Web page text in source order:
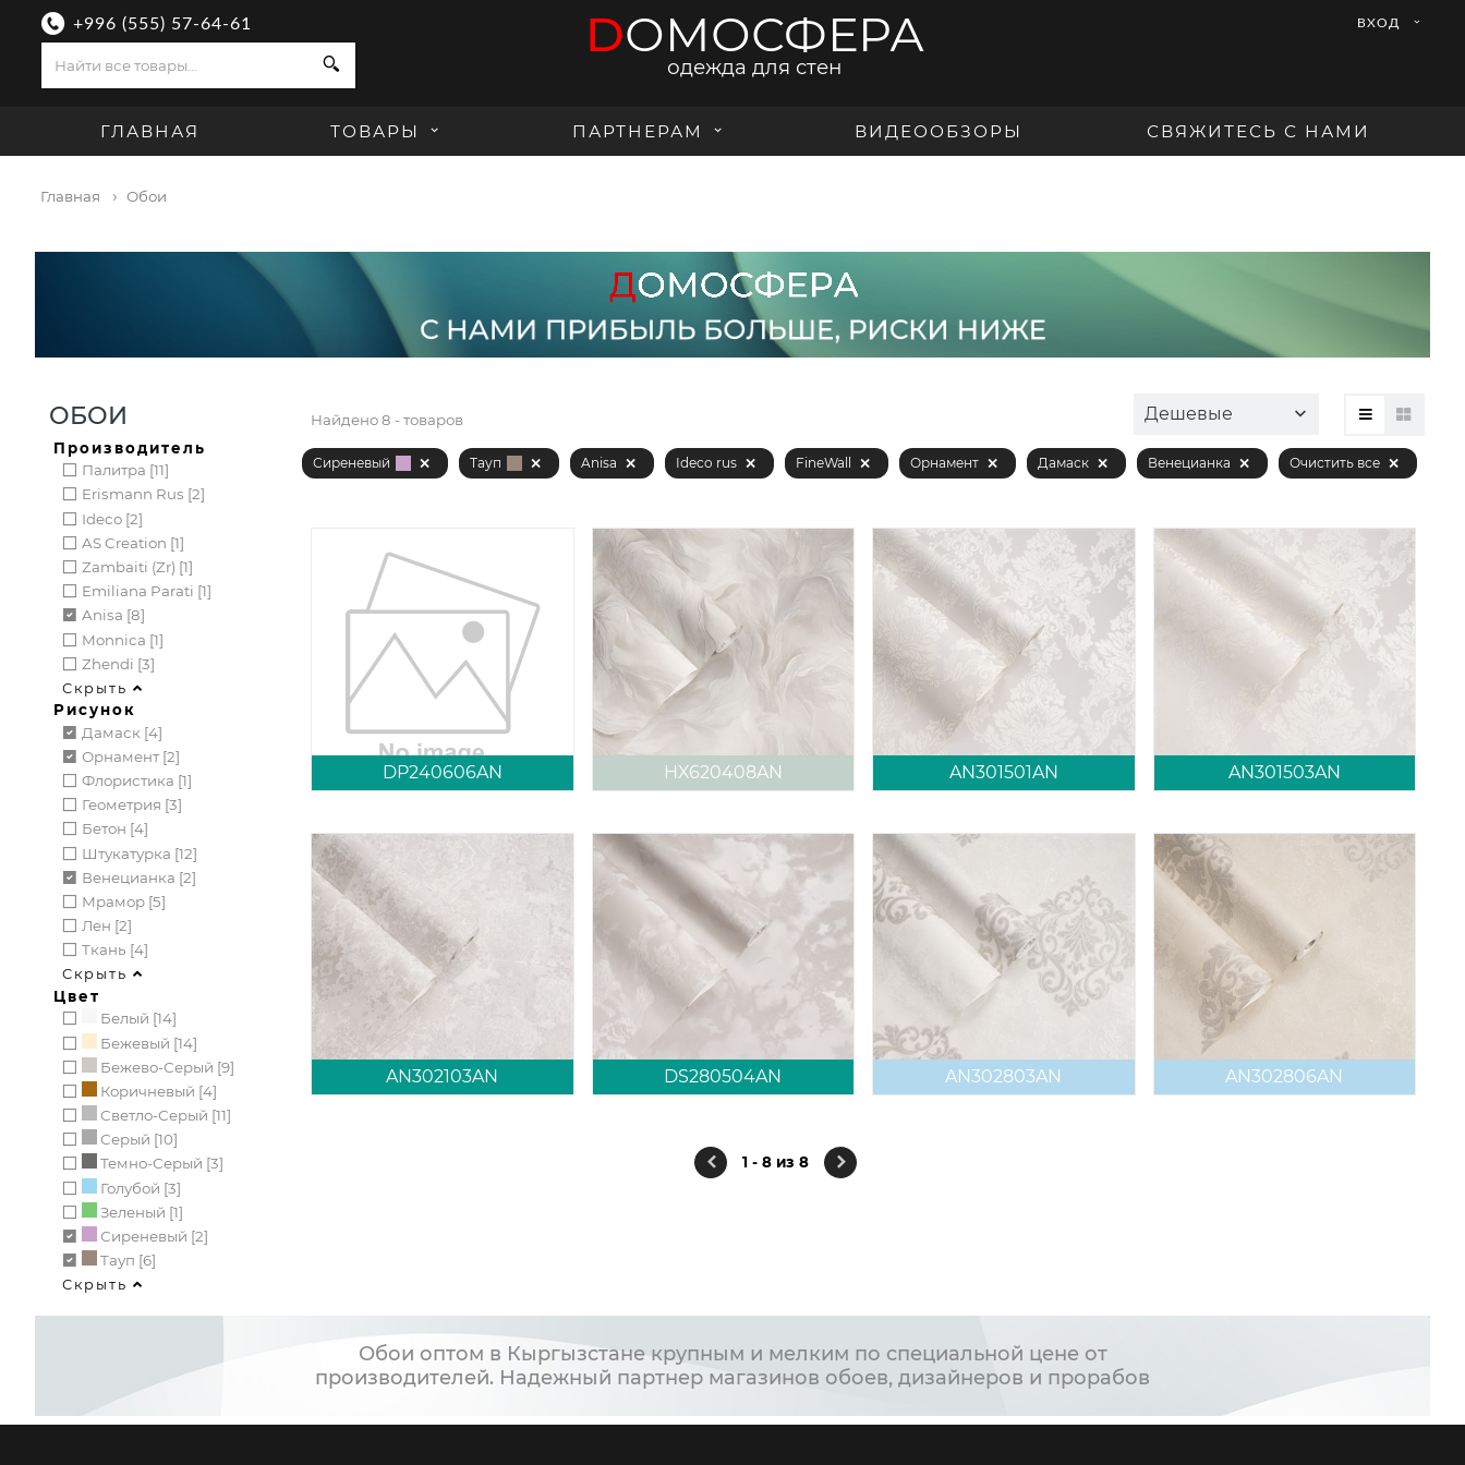
+996 (555) 57-64-61
DОМОСФЕРА
одежда для стен
ВХОД
ГЛАВНАЯ ТОВАРЫ ПАРТНЕРАМ ВИДЕООБЗОРЫ СВЯЖИТЕСЬ С НАМИ
Главная Обои
ОБОИ
Производитель
Палитра [11]
Erismann Rus [2]
Ideco [2]
AS Creation [1]
Zambaiti (zr) [1]
Emiliana Parati [1]
Anisa [8]
Monnica [1]
Zhendi [3]
Скрыть
Рисунок
Дамаск [4]
Орнамент [2]
Флористика [1]
Геометрия [3]
Бетон [4]
Штукатурка [12]
Венецианка [2]
Мрамор [5]
Лен [2]
Ткань [4]
Скрыть
Цвет
Белый [14]
Бежевый [14]
Бежево-Серый [9]
Коричневый [4]
Светло-Серый [11]
Серый [10]
Темно-Серый [3]
Голубой [3]
Зеленый [1]
Сиреневый [2]
Тауп [6]
Скрыть
Найдено8 - товаров Дешевые
Сиреневый Тауп Anisa Ideco rus FineWall Орнамент Дамаск Венецианка Очистить все
DP240606AN HX620408AN AN301501AN AN301503AN
AN302103AN DS280504AN AN302803AN AN302806AN
1 - 8 из 8
Обои оптом в Кыргызстане крупным и мелким по специальной цене от
производителей. Надежный партнер магазинов обоев, дизайнеров и прорабов